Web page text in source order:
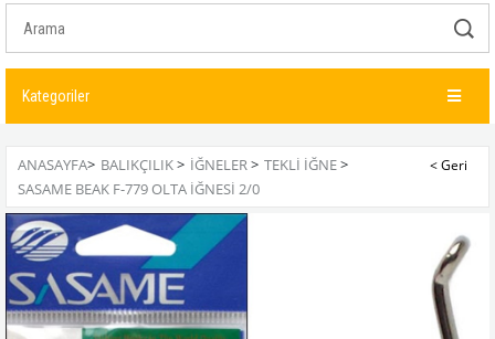
Kategoriler
ANASAYFA> BALIKÇILIK> İĞNELER> TEKLI İĞNE>
SASAME BEAK F-779 OLTA İĞNESI 2/0